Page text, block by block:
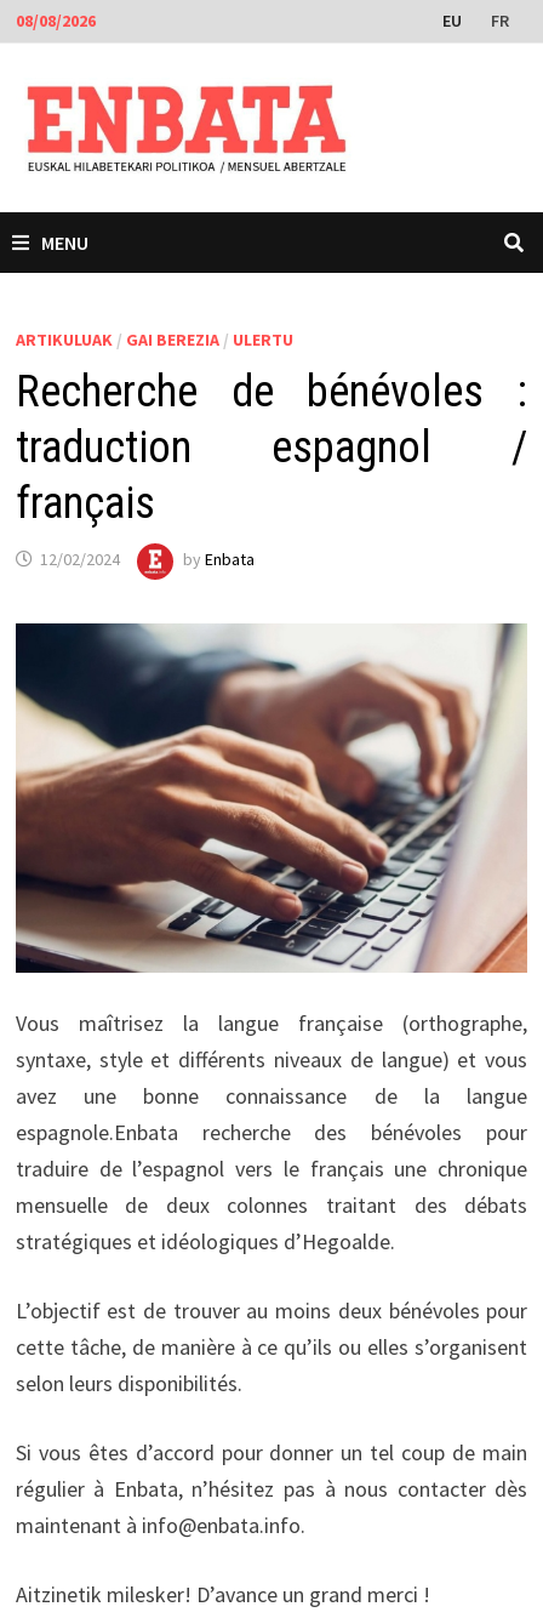
Skip
to
content
08/08/2026 EU FR
MENU
ARTIKULUAK / GAI BEREZIA/ ULERTU
Recherche de bénévoles :
traduction espagnol /
français
12/02/2024 by Enbata
Vous maîtrisez la langue française (orthographe,
syntaxe, style et différents niveaux de langue) et vous
avez une bonne connaissance de la langue
espagnole.Enbata recherche des bénévoles pour
traduire de l’espagnol vers le français une chronique
mensuelle de deux colonnes traitant des débats
stratégiques et idéologiques d’Hegoalde.
L’objectif est de trouver au moins deux bénévoles pour
cette tâche, de manière à ce qu’ils ou elles s’organisent
selon leurs disponibilités.
Si vous êtes d’accord pour donner un tel coup de main
régulier à Enbata, n’hésitez pas à nous contacter dès
maintenant à info@enbata.info.
Aitzinetik milesker! D’avance un grand merci !